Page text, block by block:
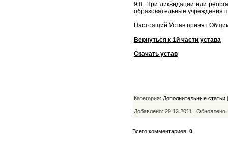
9.8. При ликвидации или
образовательные учреждения
Настоящий Устав принят
Вернуться к 1й части устава
Скачать устав
Категория: Дополнительные статьи
Добавлено: 29.12.2011 | Обновлено:
Всего комментариев: 0